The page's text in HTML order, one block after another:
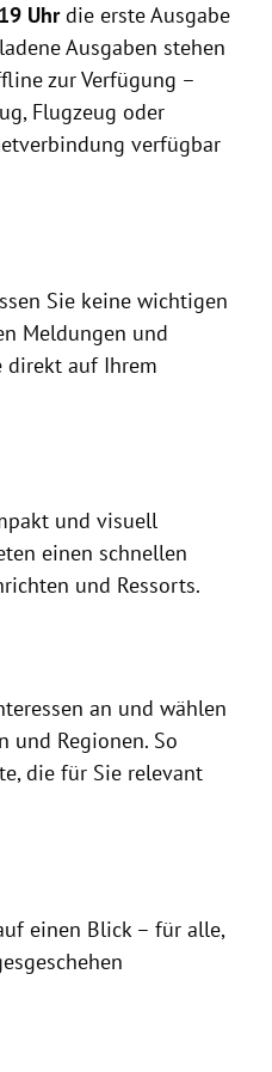
Uhrdie erste Ausgabe
Ausgaben stehen
zur Verfügung –
Flugzeug oder
verfügbar
Sie keine wichtigen
Meldungen und
direkt auf Ihrem
und visuell
einen schnellen
und Ressorts.
an und wählen
und Regionen. So
die für Sie relevant
einen Blick – für alle,